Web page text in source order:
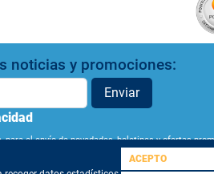
noticias y promociones:
Enviar
el envío de novedades, boletines y ofertas
sobre la gestión de sus datos y
ACEPTO